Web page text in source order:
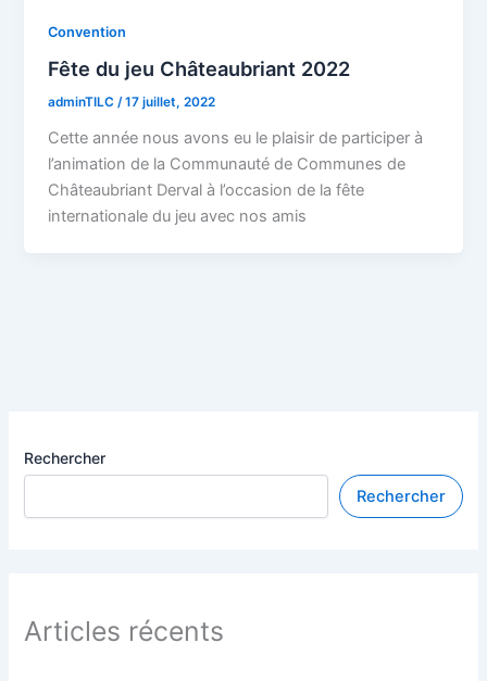
Rechercher
Rechercher
Articles récents
Convention
Fête du jeu Châteaubriant 2022
adminTILC/17 juillet, 2022
Cette année nous avons eu le plaisir de participer à
l’animation de la Communauté de Communes de
Châteaubriant Derval à l’occasion de la fête
internationale du jeu avec nos amis